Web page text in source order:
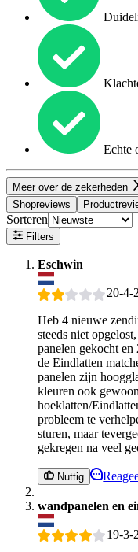
Echte
Meer over de zekerheden
Shopreviews
Sorteren
Filters
Eschwin
20-4-
Heb 4 nieuwe
steeds niet
panelen gekocht en
de Eindlatten
panelen zijn
kleuren ook
hoeklatten/
probleem te
sturen, maar
gekregen na veel
Nuttig
wandpanelen en
19-3-